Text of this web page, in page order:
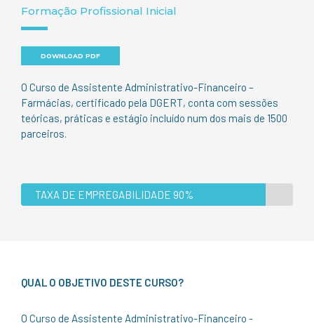
Formação Profissional Inicial
DOWNLOAD PDF
O Curso de Assistente Administrativo-Financeiro –
Farmácias, certificado pela DGERT, conta com sessões
teóricas, práticas e estágio incluído num dos mais de 1500
parceiros.
TAXA DE EMPREGABILIDADE 90%
TAXA DE EMPREGABILIDADE 90%
QUAL O OBJETIVO DESTE CURSO?
O Curso de Assistente Administrativo-Financeiro -